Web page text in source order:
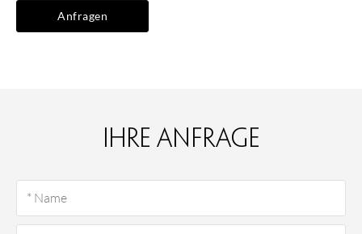
Anfragen
Ihre Anfrage